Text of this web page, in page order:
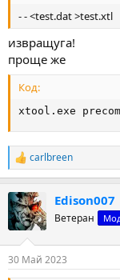
- - <test.dat >test.xtl
извращуга!
проще же
Код:
xtool.exe
Р
е
к
ц
и
carlbreen
Edison007
Ветеран
30 Май 2023